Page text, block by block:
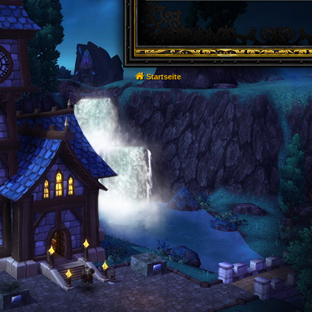
Startseite